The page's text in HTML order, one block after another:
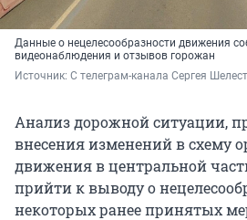
Данные о нецелесообразности движения
видеонаблюдения и отзывов горожан
Источник: С телеграм-канала Сергея
Анализ дорожной ситуации,
внесения изменений в схему
движения в центральной
прийти к выводу о
некоторых ранее принятых